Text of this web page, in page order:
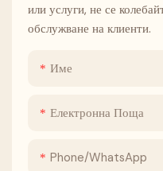
или услуги, не се
обслужване на клиенти.
Име
Електронна Поща
Phone/whatsApp